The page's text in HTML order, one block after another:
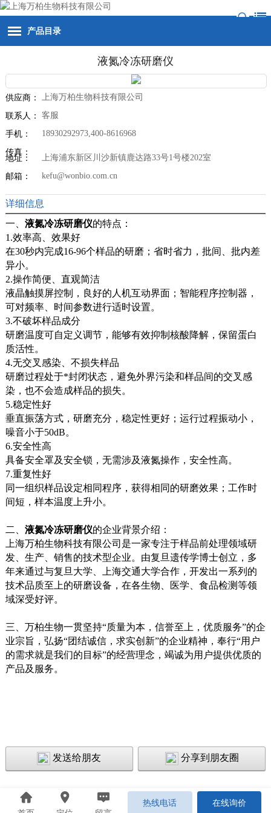
产品目录
液氮冷冻研磨仪
供应商： 上海万柏生物科技有限公司
联系人： 客服
手机： 18930292973,400-8616968
传真：
地址： 上海浦东新区川沙新镇鹿达路33号1号楼202室
邮箱： kefu@wonbio.com.cn
详细信息
一、 液氮冷冻研磨仪的特点：
1.效率高、效果好
在30秒内完成16-96个样品的研磨；省时省力，批间、批内差
异小。
2.操作简便、直观简洁
液晶触摸屏控制，良好的人机互动界面；智能程序控制器，
可对频率、时间参数进行适时设置。
3.不破坏样品成分
研磨温度可自定义调节，能够有效抑制核酸降解，保留蛋白
质活性。
4.无交叉感染、不损失样品
研磨过程处于*封闭状态，避免外界污染和样品间的交叉感
染，也不会造成样品的损失。
5.稳定性好
垂直振荡方式，研磨充分，稳定性更好；运行过程振动小，
噪音小于50dB。
6.安全性高
具备安全罩及安全锁，无需涉及液氮操作，安全性高。
7.重复性好
同一组织样品设定相同程序，获得相同的研磨效果；工作时
间短，样本温度上升小。
二、 液氮冷冻研磨仪的企业背景介绍：
上海万柏生物科技有限公司是一家专注于样品前处理领域研
发、生产、销售的技术型企业。由复旦遗传学博士创立，多
年来通过与复旦大学、上海交通大学合作，开发出一系列的
技术品质至上的研磨设备，在各生物、医学、食品检测等领
域深受好评。
三、万柏生物一贯坚持“质量为本，信誉至上，优质服务”的企
业宗旨，弘扬“团结诚信，求实创新”的企业精神，奉行“用户
的需求就是我们的目标”的经营理念，竭诚为用户提供优质的
产品及服务。
发送给朋友 分享到朋友圈
热线电话 在线询价